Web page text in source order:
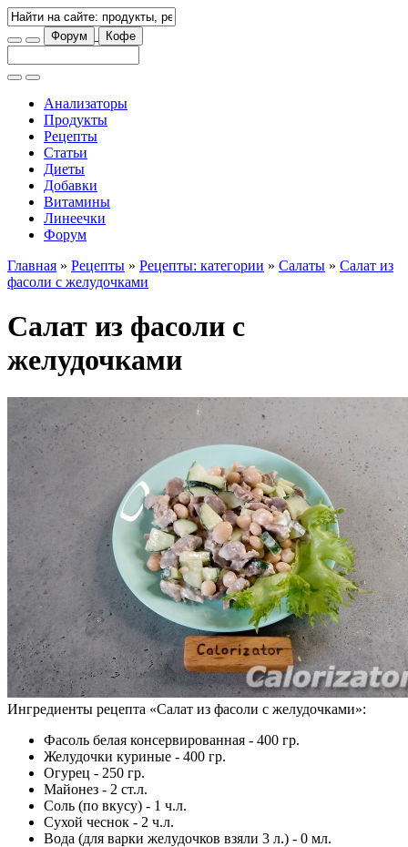
Форум Кофе
Анализаторы
Продукты
Рецепты
Статьи
Диеты
Добавки
Витамины
Линеечки
Форум
Главная » Рецепты » Рецепты: категории » Салаты » Салат из
фасоли с желудочками
Салат из фасоли с
желудочками
Ингредиенты рецепта «Салат из фасоли с желудочками»:
Фасоль белая консервированная - 400 гр.
Желудочки куриные - 400 гр.
Огурец - 250 гр.
Майонез - 2 ст.л.
Соль (по вкусу) - 1 ч.л.
Сухой чеснок - 2 ч.л.
Вода (для варки желудочков взяли 3 л.) - 0 мл.